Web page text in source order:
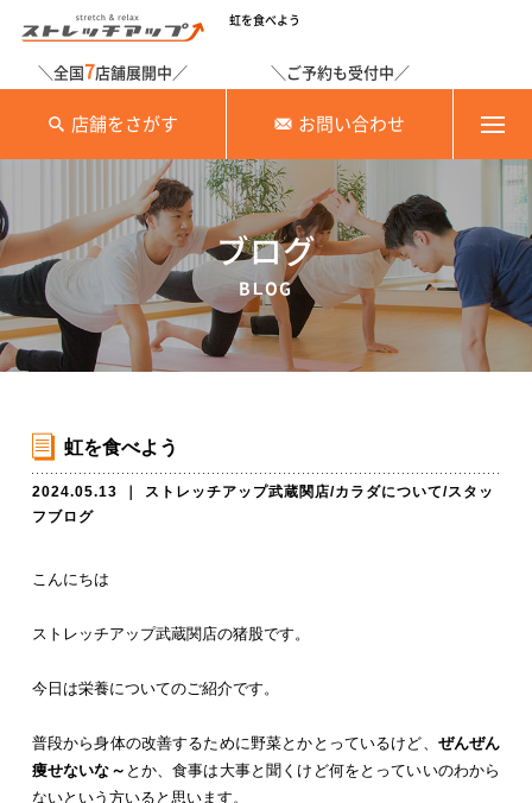
虹を食べよう
＼全国7店舗展開中／
店舗をさがす
＼ご予約も受付中／
お問い合わせ
ブログ
BLOG
虹を食べよう
2024.05.13 ストレッチアップ武蔵関店/カラダについて/スタッ
フブログ
こんにちは
ストレッチアップ武蔵関店の猪股です。
今日は栄養についてのご紹介です。
普段から身体の改善するために野菜とかとっているけど、 ぜんぜん
痩せないな～ とか、食事は大事と聞くけど何をとっていいのわから
ないという方いると思います。